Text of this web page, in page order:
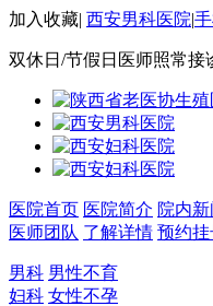
加入收藏| 西安男科医院|
双休日/节假日医师照常接
医院首页 医院简介 院内新
医师团队 了解详情 预约挂
男科 男性不育
妇科 女性不孕